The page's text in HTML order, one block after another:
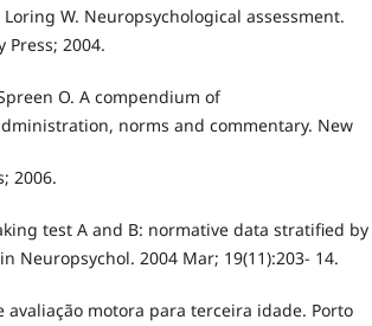
Loring W. Neuropsychological assessment.
Press; 2004.
O. A compendium of
norms and commentary. New
2006.
test A and B: normative data stratified by
Neuropsychol. 2004 Mar; 19(11):203- 14.
avaliação motora para terceira idade. Porto